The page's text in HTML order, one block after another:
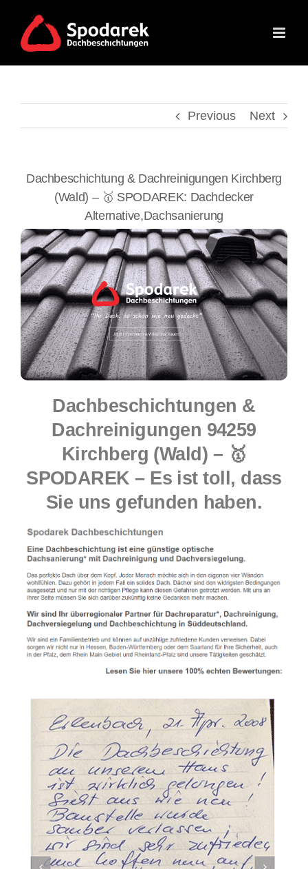
content
Previous Next
Dachbeschichtung & Dachreinigungen Kirchberg
(Wald) – 🥇 SPODAREK: Dachdecker
Alternative,Dachsanierung
Dachbeschichtungen &
Dachreinigungen 94259
Kirchberg (Wald) – 🥇
SPODAREK – Es ist toll, dass
Sie uns gefunden haben.